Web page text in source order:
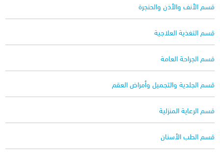
قسم الأنف والأذن والحنجرة
قسم التغذية العلاجية
قسم الجراحة العامة
قسم الجلدية والتجميل وأمراض العقم
قسم الرعاية المنزلية
قسم الطب الأسنان